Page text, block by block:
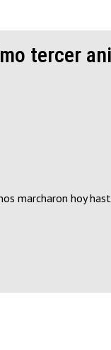
tercer
marcharon hoy